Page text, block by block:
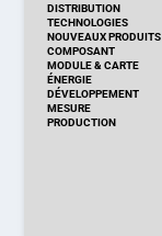
DISTRIBUTION
TECHNOLOGIES
NOUVEAUX PRODUITS
COMPOSANT
MODULE & CARTE
ÉNERGIE
DÉVELOPPEMENT
MESURE
PRODUCTION